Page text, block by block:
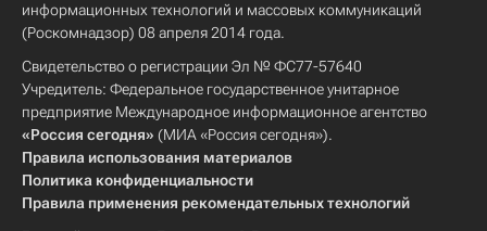
информационных технологий и массовых коммуникаций
(Роскомнадзор) 08 апреля 2014 года.
Свидетельство о регистрации Эл № ФС77-57640
Учредитель: Федеральное государственное унитарное
предприятие Международное информационное агентство
«Россия сегодня» (МИА «Россия сегодня»).
Правила использования материалов
Политика конфиденциальности
Правила применения рекомендательных технологий